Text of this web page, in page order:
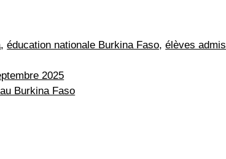
,éducation nationale Burkina Faso,élèves admis
2025
Burkina Faso